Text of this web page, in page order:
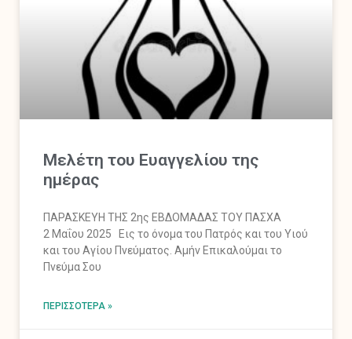
Mελέτη του Ευαγγελίου της
ημέρας
ΠΑΡΑΣΚΕΥΗ ΤΗΣ 2ης ΕΒΔΟΜΑΔΑΣ ΤΟΥ ΠΑΣΧΑ
2 Μαΐου 2025 Εις το όνομα του Πατρός και του Υιού
και του Αγίου Πνεύματος. Αμήν Επικαλούμαι το
Πνεύμα Σου
ΠΕΡΙΣΣΌΤΕΡΑ »